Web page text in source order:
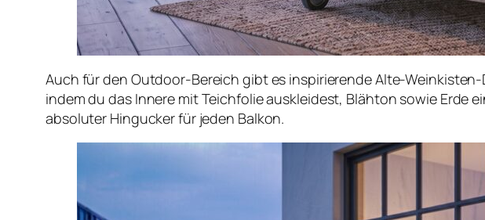
Auch für den Outdoor-Bereich gibt es inspirierende Alte-
indem du das Innere mit Teichfolie auskleidest, Blähton sowie Erde
absoluter Hingucker für jeden Balkon.